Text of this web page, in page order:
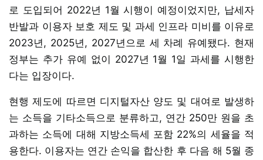
로 도입되어 2022년 1월 시행이 예정이었지만, 납세자
반발과 이용자 보호 제도 및 과세 인프라 미비를 이유로
2023년, 2025년, 2027년으로 세 차례 유예됐다. 현재
정부는 추가 유예 없이 2027년 1월 1일 과세를 시행한
다는 입장이다.
현행 제도에 따르면 디지털자산 양도 및 대여로 발생하
는 소득을 기타소득으로 분류하고, 연간 250만 원을 초
과하는 소득에 대해 지방소득세 포함 22%의 세율을 적
용한다. 이용자는 연간 손익을 합산한 후 다음 해 5월 종